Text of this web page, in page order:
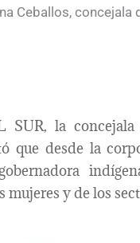
SUR, la
que desde la
y de los